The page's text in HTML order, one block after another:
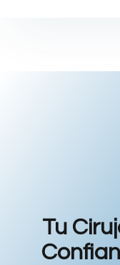
Tu